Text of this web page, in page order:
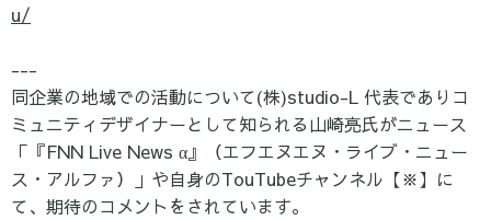
u/
---
同企業の地域での活動について(株)studio-L 代表でありコ
ミュニティデザイナーとして知られる山崎亮氏がニュース
「『FNN Live News α』（エフエヌエヌ・ライブ・ニュー
ス・アルファ）」や自身のTouTubeチャンネル【※】に
て、期待のコメントをされています。